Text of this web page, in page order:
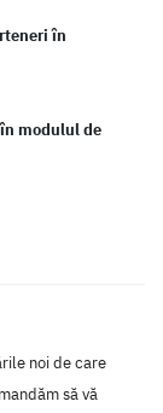
în
modulul de
noi de care
să vă